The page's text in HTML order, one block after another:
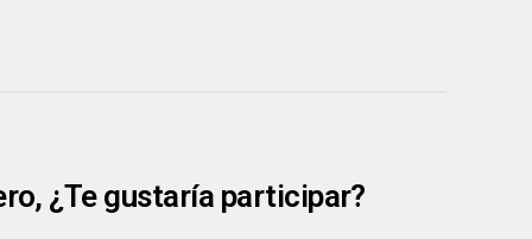
¿Te gustaría participar?